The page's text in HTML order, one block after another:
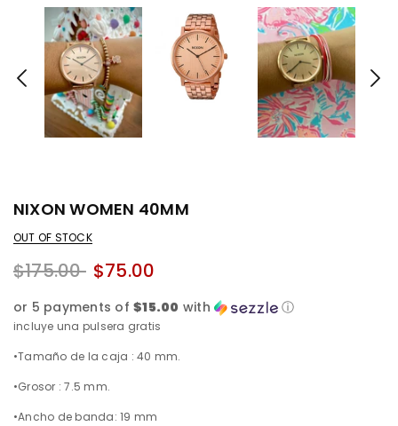
NIXON WOMEN 40MM
OUT OF STOCK
$175.00 $75.00
or 5 payments of$15.00 with ⓘ
incluye una pulsera gratis
•Tamaño de la caja : 40 mm.
•Grosor : 7.5 mm.
•Ancho de banda: 19 mm